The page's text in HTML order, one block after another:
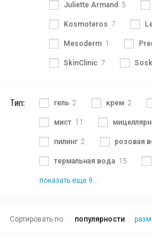
Juliette Armand 5
Kosmoteros 7
Mesoderm 1
SkinClinic 7
Тип: гель 2 крем 2
мист 11
пилинг 2 розовая
термальная вода 15
показать еще 9...
Сортировать по: популярности